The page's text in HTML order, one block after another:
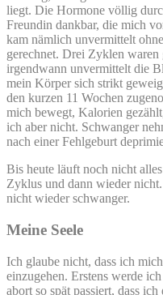
liegt. Die Hormone völlig
Freundin dankbar, die mich
kam nämlich unvermittelt
gerechnet. Drei Zyklen waren
irgendwann unvermittelt die
mein Körper sich strikt
den kurzen 11 Wochen
mich bewegt, Kalorien
ich aber nicht. Schwanger
nach einer Fehlgeburt
Bis heute läuft noch nicht
Zyklus und dann wieder
nicht wieder schwanger.
Meine Seele
Ich glaube nicht, dass ich
einzugehen. Erstens werde
abort so spät passiert, dass